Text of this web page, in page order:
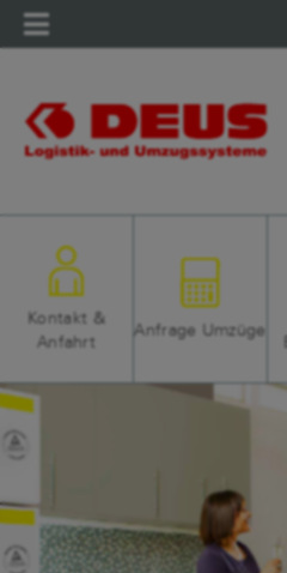
Mobilmenü
Kontakt &
Anfahrt
Anfrage Umzüge